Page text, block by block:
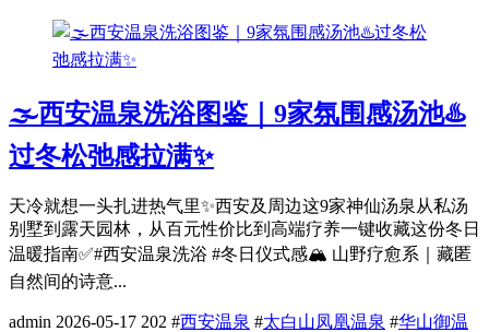
🌫️西安温泉洗浴图鉴｜9家氛围感汤池♨️
过冬松弛感拉满✨
天冷就想一头扎进热气里✨西安及周边这9家神仙汤泉从私汤
别墅到露天园林，从百元性价比到高端疗养一键收藏这份冬日
温暖指南✅#西安温泉洗浴 #冬日仪式感🏔️ 山野疗愈系｜藏匿
自然间的诗意...
admin 2026-05-17 202 #西安温泉 #太白山凤凰温泉 #华山御温